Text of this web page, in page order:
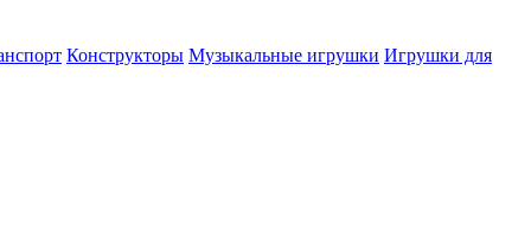
Конструкторы Музыкальные игрушки Игрушки для